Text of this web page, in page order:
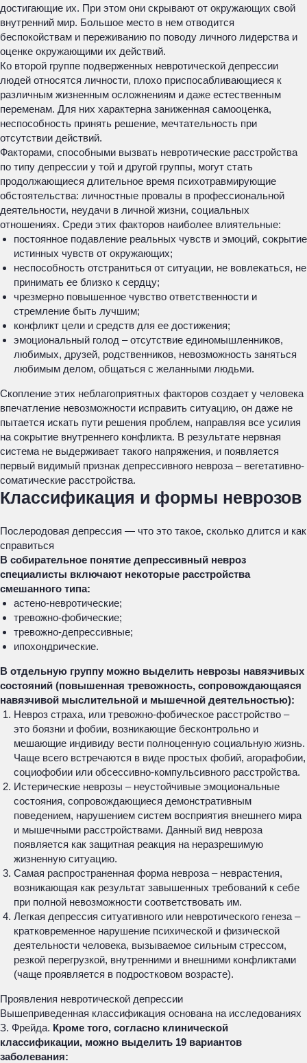
достигающие их. При этом они скрывают от окружающих свой
внутренний мир. Большое место в нем отводится
беспокойствам и переживанию по поводу личного лидерства и
оценке окружающими их действий.
Ко второй группе подверженных невротической депрессии
людей относятся личности, плохо приспосабливающиеся к
различным жизненным осложнениям и даже естественным
переменам. Для них характерна заниженная самооценка,
неспособность принять решение, мечтательность при
отсутствии действий.
Факторами, способными вызвать невротические расстройства
по типу депрессии у той и другой группы, могут стать
продолжающиеся длительное время психотравмирующие
обстоятельства: личностные провалы в профессиональной
деятельности, неудачи в личной жизни, социальных
отношениях. Среди этих факторов наиболее влиятельные:
постоянное подавление реальных чувств и эмоций, сокрытие
истинных чувств от окружающих;
неспособность отстраниться от ситуации, не вовлекаться, не
принимать ее близко к сердцу;
чрезмерно повышенное чувство ответственности и
стремление быть лучшим;
конфликт цели и средств для ее достижения;
эмоциональный голод – отсутствие единомышленников,
любимых, друзей, родственников, невозможность заняться
любимым делом, общаться с желанными людьми.
Скопление этих неблагоприятных факторов создает у человека
впечатление невозможности исправить ситуацию, он даже не
пытается искать пути решения проблем, направляя все усилия
на сокрытие внутреннего конфликта. В результате нервная
система не выдерживает такого напряжения, и появляется
первый видимый признак депрессивного невроза – вегетативно-
соматические расстройства.
Классификация и формы неврозов
Послеродовая депрессия — что это такое, сколько длится и как
справиться
В собирательное понятие депрессивный невроз
специалисты включают некоторые расстройства
смешанного типа:
астено-невротические;
тревожно-фобические;
тревожно-депрессивные;
ипохондрические.
В отдельную группу можно выделить неврозы навязчивых
состояний (повышенная тревожность, сопровождающаяся
навязчивой мыслительной и мышечной деятельностью):
Невроз страха, или тревожно-фобическое расстройство –
это боязни и фобии, возникающие бесконтрольно и
мешающие индивиду вести полноценную социальную жизнь.
Чаще всего встречаются в виде простых фобий, агорафобии,
социофобии или обсессивно-компульсивного расстройства.
Истерические неврозы – неустойчивые эмоциональные
состояния, сопровождающиеся демонстративным
поведением, нарушением систем восприятия внешнего мира
и мышечными расстройствами. Данный вид невроза
появляется как защитная реакция на неразрешимую
жизненную ситуацию.
Самая распространенная форма невроза – неврастения,
возникающая как результат завышенных требований к себе
при полной невозможности соответствовать им.
Легкая депрессия ситуативного или невротического генеза –
кратковременное нарушение психической и физической
деятельности человека, вызываемое сильным стрессом,
резкой перегрузкой, внутренними и внешними конфликтами
(чаще проявляется в подростковом возрасте).
Проявления невротической депрессии
Вышеприведенная классификация основана на исследованиях
З. Фрейда. Кроме того, согласно клинической
классификации, можно выделить 19 вариантов
заболевания: